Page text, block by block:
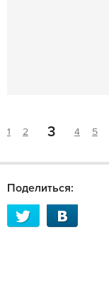
1 2 3 4 5
Поделиться: